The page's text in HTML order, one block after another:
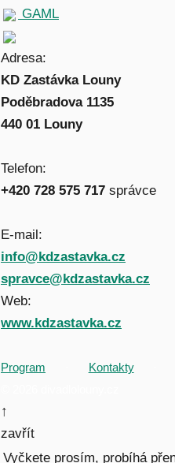
GAML
Adresa:
KD Zastávka Louny
Poděbradova 1135
440 01 Louny
Telefon:
+420 728 575 717 správce
E-mail:
info@kdzastavka.cz
spravce@kdzastavka.cz
Web:
www.kdzastavka.cz
Program Kontakty·
↑
zavřít
Vyčkete prosím, probíhá